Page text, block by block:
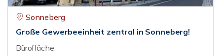
Sonneberg
Große Gewerbeeinheit zentral in Sonneberg!
Bürofläche